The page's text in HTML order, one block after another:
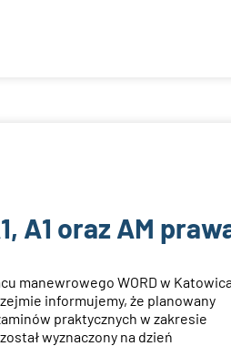
A1 oraz AM
manewrowego WORD w
informujemy, że planowany
praktycznych w zakresie
wyznaczony na dzień